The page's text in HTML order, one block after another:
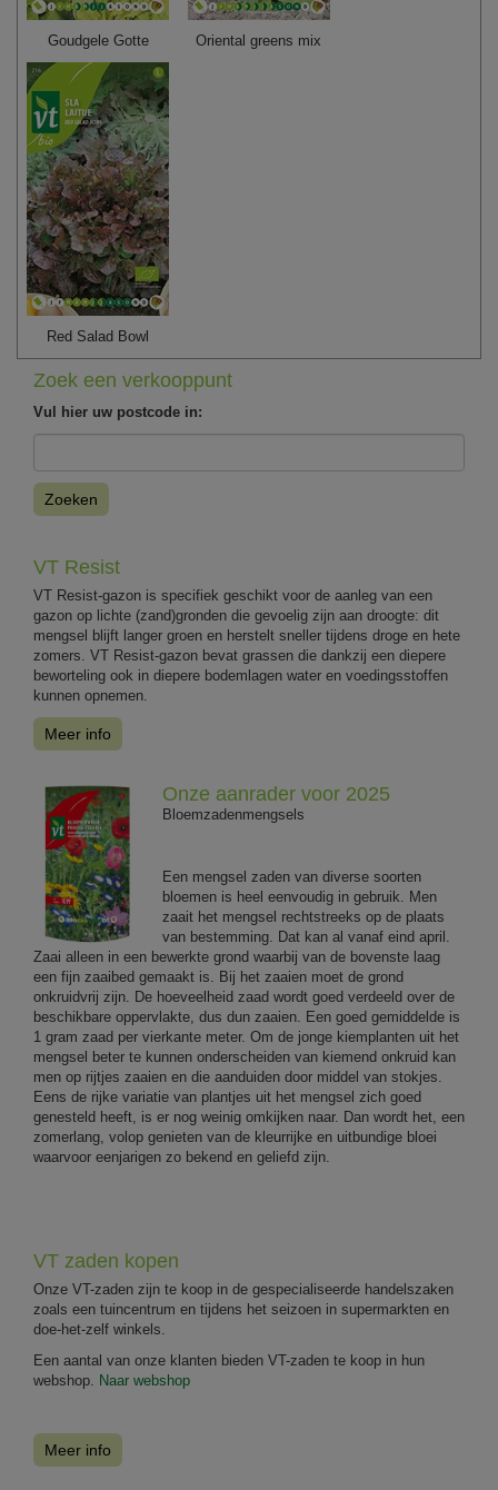
Goudgele Gotte Oriental greens mix
Red Salad Bowl
Zoek een verkooppunt
Vul hier uw postcode in:
Zoeken
VT Resist
VT Resist-gazon is specifiek geschikt voor de aanleg van een
gazon op lichte (zand)gronden die gevoelig zijn aan droogte: dit
mengsel blijft langer groen en herstelt sneller tijdens droge en hete
zomers. VT Resist-gazon bevat grassen die dankzij een diepere
beworteling ook in diepere bodemlagen water en voedingsstoffen
kunnen opnemen.
Meer info
Onze aanrader voor 2025
Bloemzadenmengsels
Een mengsel zaden van diverse soorten
bloemen is heel eenvoudig in gebruik. Men
zaait het mengsel rechtstreeks op de plaats
van bestemming. Dat kan al vanaf eind april.
Zaai alleen in een bewerkte grond waarbij van de bovenste laag
een fijn zaaibed gemaakt is. Bij het zaaien moet de grond
onkruidvrij zijn. De hoeveelheid zaad wordt goed verdeeld over de
beschikbare oppervlakte, dus dun zaaien. Een goed gemiddelde is
1 gram zaad per vierkante meter. Om de jonge kiemplanten uit het
mengsel beter te kunnen onderscheiden van kiemend onkruid kan
men op rijtjes zaaien en die aanduiden door middel van stokjes.
Eens de rijke variatie van plantjes uit het mengsel zich goed
genesteld heeft, is er nog weinig omkijken naar. Dan wordt het, een
zomerlang, volop genieten van de kleurrijke en uitbundige bloei
waarvoor eenjarigen zo bekend en geliefd zijn.
VT zaden kopen
Onze VT-zaden zijn te koop in de gespecialiseerde handelszaken
zoals een tuincentrum en tijdens het seizoen in supermarkten en
doe-het-zelf winkels.
Een aantal van onze klanten bieden VT-zaden te koop in hun
webshop. Naar webshop
Meer info